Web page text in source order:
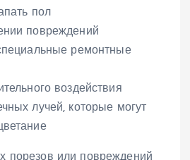
пол
повреждений
ремонтные
воздействия
лучей, которые могут
порезов или повреждений